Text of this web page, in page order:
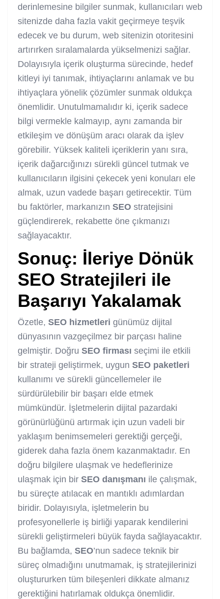
derinlemesine bilgiler sunmak, kullanıcıları web
sitenizde daha fazla vakit geçirmeye teşvik
edecek ve bu durum, web sitenizin otoritesini
artırırken sıralamalarda yükselmenizi sağlar.
Dolayısıyla içerik oluşturma sürecinde, hedef
kitleyi iyi tanımak, ihtiyaçlarını anlamak ve bu
ihtiyaçlara yönelik çözümler sunmak oldukça
önemlidir. Unutulmamalıdır ki, içerik sadece
bilgi vermekle kalmayıp, aynı zamanda bir
etkileşim ve dönüşüm aracı olarak da işlev
görebilir. Yüksek kaliteli içeriklerin yanı sıra,
içerik dağarcığınızı sürekli güncel tutmak ve
kullanıcıların ilgisini çekecek yeni konuları ele
almak, uzun vadede başarı getirecektir. Tüm
bu faktörler, markanızın SEO stratejisini
güçlendirerek, rekabette öne çıkmanızı
sağlayacaktır.
Sonuç: İleriye Dönük
SEO Stratejileri ile
Başarıyı Yakalamak
Özetle, SEO hizmetleri günümüz dijital
dünyasının vazgeçilmez bir parçası haline
gelmiştir. Doğru SEO firması seçimi ile etkili
bir strateji geliştirmek, uygun SEO paketleri
kullanımı ve sürekli güncellemeler ile
sürdürülebilir bir başarı elde etmek
mümkündür. İşletmelerin dijital pazardaki
görünürlüğünü artırmak için uzun vadeli bir
yaklaşım benimsemeleri gerektiği gerçeği,
giderek daha fazla önem kazanmaktadır. En
doğru bilgilere ulaşmak ve hedeflerinize
ulaşmak için bir SEO danışmanı ile çalışmak,
bu süreçte atılacak en mantıklı adımlardan
biridir. Dolayısıyla, işletmelerin bu
profesyonellerle iş birliği yaparak kendilerini
sürekli geliştirmeleri büyük fayda sağlayacaktır.
Bu bağlamda, SEO’nun sadece teknik bir
süreç olmadığını unutmamak, iş stratejilerinizi
oluştururken tüm bileşenleri dikkate almanız
gerektiğini hatırlamak oldukça önemlidir.